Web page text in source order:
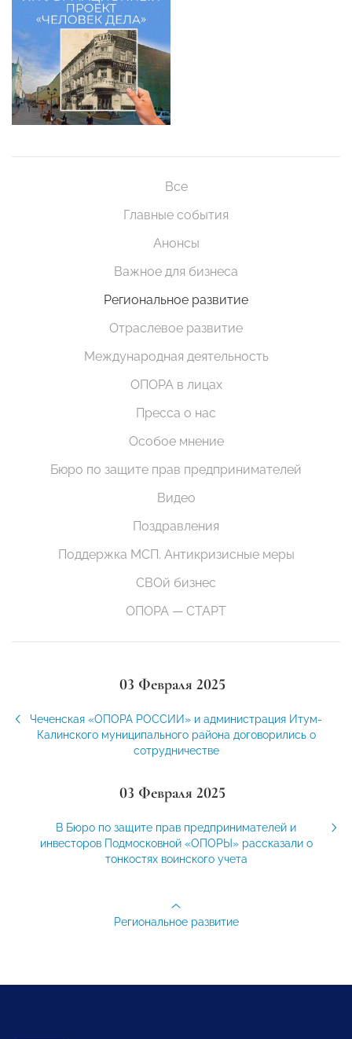
Все
Главные события
Анонсы
Важное для бизнеса
Региональное развитие
Отраслевое развитие
Международная деятельность
ОПОРА в лицах
Пресса о нас
Особое мнение
Бюро по защите прав предпринимателей
Видео
Поздравления
Поддержка МСП. Антикризисные меры
СВОй бизнес
ОПОРА — СТАРТ
03 Февраля 2025
Чеченская «ОПОРА РОССИИ» и администрация Итум-
Калинского муниципального района договорились о
сотрудничестве
03 Февраля 2025
В Бюро по защите прав предпринимателей и
инвесторов Подмосковной «ОПОРЫ» рассказали о
тонкостях воинского учета
Региональное развитие